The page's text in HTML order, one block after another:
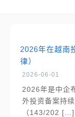
2026年在越南
律）
2026-06-01
2026年是中企
外投资备案持
（143/202 […]